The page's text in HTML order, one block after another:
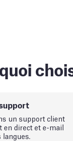
un support client
en direct et e-mail